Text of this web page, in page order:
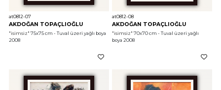
at0812-07
AKDOĞAN TOPAÇLIOĞLU
"isimsiz" 75x75 cm - Tuval üzeri yağlı boya
2008
at0812-08
AKDOĞAN TOPAÇLIOĞLU
"isimsiz" 70x70 cm - Tuval üzeri yağlı
boya 2008